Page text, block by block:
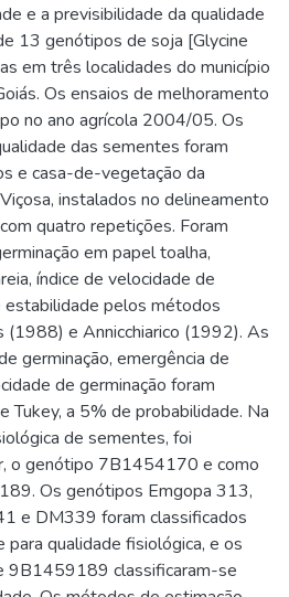
e a previsibilidade da qualidade
13 genótipos de soja [Glycine
em três localidades do município
Os ensaios de melhoramento
no ano agrícola 2004/05. Os
das sementes foram
e casa-de-vegetação da
instalados no delineamento
quatro repetições. Foram
em papel toalha,
índice de velocidade de
estabilidade pelos métodos
(1988) e Annicchiarico (1992). As
germinação, emergência de
de germinação foram
Tukey, a 5% de probabilidade. Na
de sementes, foi
o genótipo 7B1454170 e como
Os genótipos Emgopa 313,
e DM339 foram classificados
qualidade fisiológica, e os
classificaram-se